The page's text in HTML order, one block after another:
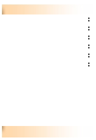
:
:
:
:
:
: